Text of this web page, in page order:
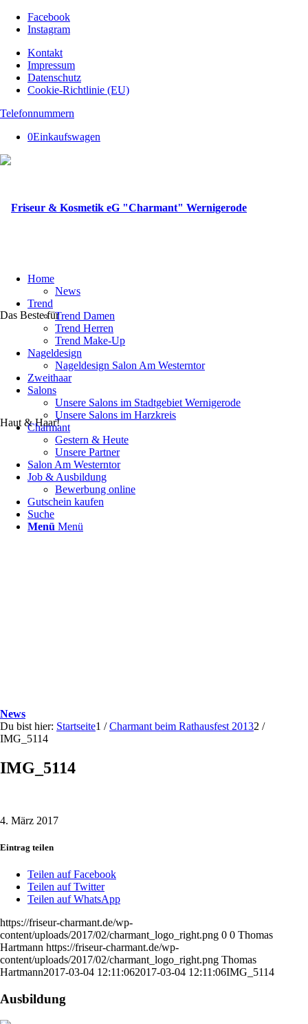
Facebook
Instagram
Kontakt
Impressum
Datenschutz
Cookie-Richtlinie (EU)
Telefonnummern
0Einkaufswagen
Das Beste für
Haut & Haar!
Home
News
Trend
Trend Damen
Trend Herren
Trend Make-Up
Nageldesign
Nageldesign Salon Am Westerntor
Zweithaar
Salons
Unsere Salons im Stadtgebiet Wernigerode
Unsere Salons im Harzkreis
Charmant
Gestern & Heute
Unsere Partner
Salon Am Westerntor
Job & Ausbildung
Bewerbung online
Gutschein kaufen
Suche
Menü Menü
News
Du bist hier: Startseite1 / Charmant beim Rathausfest 20132 /
IMG_5114
IMG_5114
4. März 2017
Eintrag teilen
Teilen auf Facebook
Teilen auf Twitter
Teilen auf WhatsApp
https://friseur-charmant.de/wp-
content/uploads/2017/02/charmant_logo_right.png 0 0 Thomas
Hartmann https://friseur-charmant.de/wp-
content/uploads/2017/02/charmant_logo_right.png Thomas
Hartmann2017-03-04 12:11:062017-03-04 12:11:06IMG_5114
Ausbildung